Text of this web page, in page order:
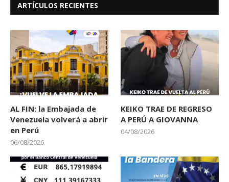
ARTÍCULOS RECIENTES
AL FIN: la Embajada de
Venezuela volverá a abrir
en Perú
06/08/2026
KEIKO TRAE DE REGRESO
A PERÚ A GIOVANNA
04/08/2026